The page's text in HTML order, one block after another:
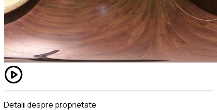
Detalii despre proprietate